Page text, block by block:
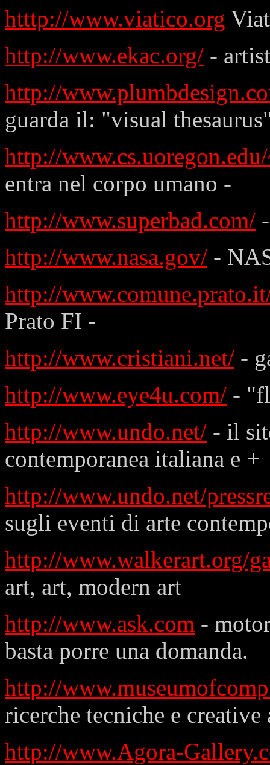
htttp://www.viatico.org
http://www.ekac.org/ -
http://
guarda il: "visual
http://
entra nel corpo umano -
http://www.superbad.com/
http://www.nasa.gov/ -
http://
Prato FI -
http://www.cristiani.net/ -
http://www.eye4u.com/ -
http://www.undo.net/ - il
contemporanea italiana e +
http://www.undo.net/
sugli eventi di arte
http://www.walkerart.org/
art, art, modern art
http://www.ask.com -
basta porre una domanda.
http://
ricerche tecniche e
http://www.Agora-